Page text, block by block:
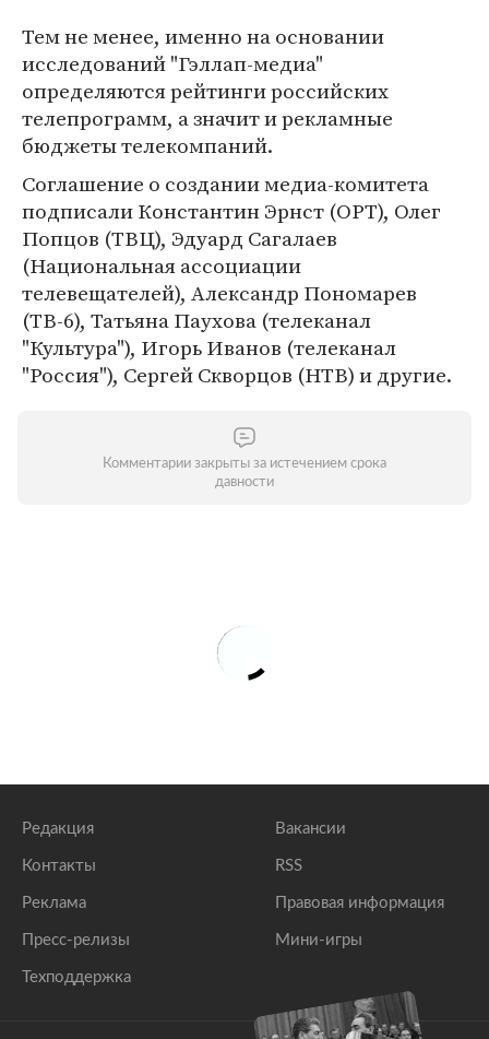
Тем не менее, именно на основании
исследований "Гэллап-медиа"
определяются рейтинги российских
телепрограмм, а значит и рекламные
бюджеты телекомпаний.
Соглашение о создании медиа-комитета
подписали Константин Эрнст (ОРТ), Олег
Попцов (ТВЦ), Эдуард Сагалаев
(Национальная ассоциации
телевещателей), Александр Пономарев
(ТВ-6), Татьяна Паухова (телеканал
"Культура"), Игорь Иванов (телеканал
"Россия"), Сергей Скворцов (НТВ) и другие.
Комментарии закрыты за истечением срока
давности
Редакция
Контакты
Реклама
Пресс-релизы
Техподдержка
Вакансии
RSS
Правовая информация
Мини-игры